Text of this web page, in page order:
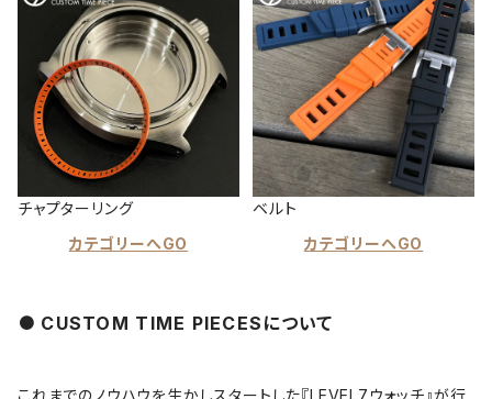
チャプターリング
カテゴリーへGO
ベルト
カテゴリーへGO
CUSTOM TIME PIECESについて